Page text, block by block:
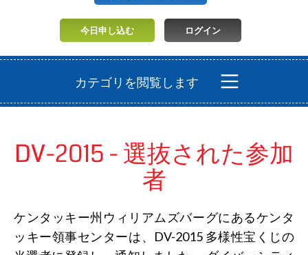
今日申し込む ログイン
カテゴリを閲覧します
DV-2015 - 選抜された参加
者
ケンタッキー州ウィリアムズバーグにあるケンタ
ッキー領事センターは、DV-2015 多様性宝くじの